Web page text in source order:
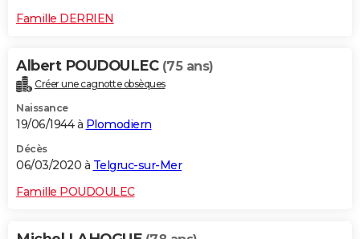
Famille DERRIEN
Albert POUDOULEC (75 ans)
Créer une cagnotte obsèques
Naissance
19/06/1944 à Plomodiern
Décès
06/03/2020 à Telgruc-sur-Mer
Famille POUDOULEC